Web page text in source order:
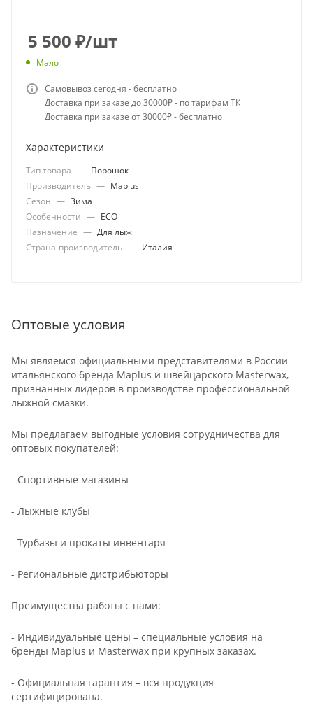
5 500 ₽/шт
Мало
Самовывоз сегодня - бесплатно
Доставка при заказе до 30000₽ - по тарифам ТК
Доставка при заказе от 30000₽ - бесплатно
Характеристики
Тип товара — Порошок
Производитель — Maplus
Сезон — Зима
Особенности — ECO
Назначение — Для лыж
Страна-производитель — Италия
Оптовые условия
Мы являемся официальными представителями в России
итальянского бренда Maplus и швейцарского Masterwax,
признанных лидеров в производстве профессиональной
лыжной смазки.
Мы предлагаем выгодные условия сотрудничества для
оптовых покупателей:
- Спортивные магазины
- Лыжные клубы
- Турбазы и прокаты инвентаря
- Региональные дистрибьюторы
Преимущества работы с нами:
- Индивидуальные цены – специальные условия на
бренды Maplus и Masterwax при крупных заказах.
- Официальная гарантия – вся продукция
сертифицирована.